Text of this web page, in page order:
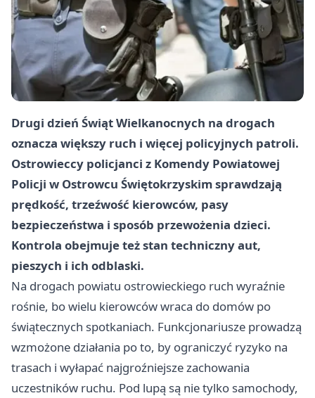
Drugi dzień Świąt Wielkanocnych na drogach
oznacza większy ruch i więcej policyjnych patroli.
Ostrowieccy policjanci z Komendy Powiatowej
Policji w Ostrowcu Świętokrzyskim sprawdzają
prędkość, trzeźwość kierowców, pasy
bezpieczeństwa i sposób przewożenia dzieci.
Kontrola obejmuje też stan techniczny aut,
pieszych i ich odblaski.
Na drogach powiatu ostrowieckiego ruch wyraźnie
rośnie, bo wielu kierowców wraca do domów po
świątecznych spotkaniach. Funkcjonariusze prowadzą
wzmożone działania po to, by ograniczyć ryzyko na
trasach i wyłapać najgroźniejsze zachowania
uczestników ruchu. Pod lupą są nie tylko samochody,